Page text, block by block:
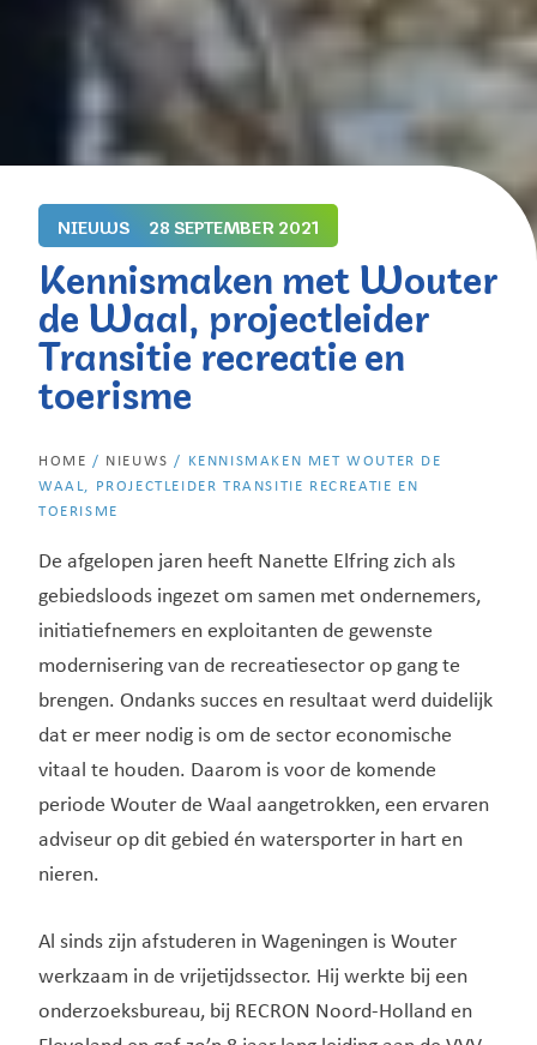
NIEUWS 28 SEPTEMBER 2021
Kennismaken met Wouter
de Waal, projectleider
Transitie recreatie en
toerisme
HOME / NIEUWS /
KENNISMAKEN MET WOUTER DE
WAAL, PROJECTLEIDER TRANSITIE RECREATIE EN
TOERISME
De afgelopen jaren heeft Nanette Elfring zich als
gebiedsloods ingezet om samen met ondernemers,
initiatiefnemers en exploitanten de gewenste
modernisering van de recreatiesector op gang te
brengen. Ondanks succes en resultaat werd duidelijk
dat er meer nodig is om de sector economische
vitaal te houden. Daarom is voor de komende
periode Wouter de Waal aangetrokken, een ervaren
adviseur op dit gebied én watersporter in hart en
nieren.
Al sinds zijn afstuderen in Wageningen is Wouter
werkzaam in de vrijetijdssector. Hij werkte bij een
onderzoeksbureau, bij RECRON Noord-Holland en